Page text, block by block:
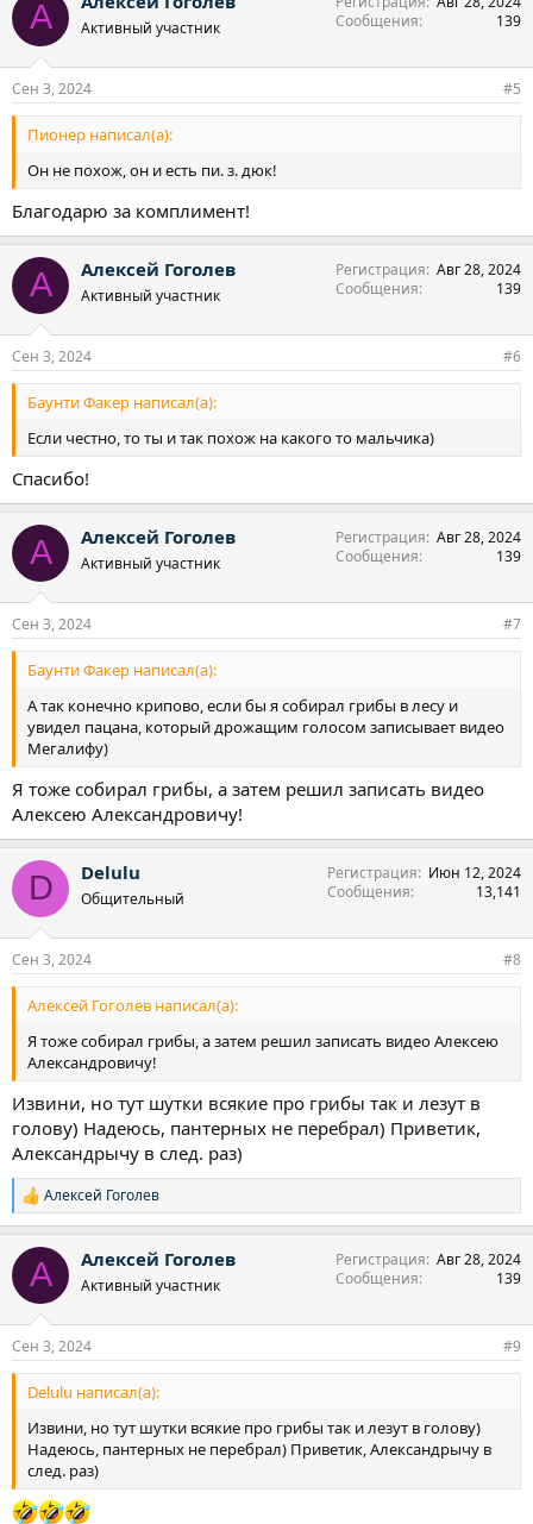
А Активный участник
Сообщения
139
Сен 3, 2024 #5
Пионер написал(а):
Он не похож, он и есть пи. з. дюк!
Благодарю за комплимент!
А Алексей Гоголев
Активный участник
Регистрация Авг 28, 2024
Сообщения
139
Сен 3, 2024 #6
Баунти Факер написал(а):
Если честно, то ты и так похож на какого то мальчика)
Спасибо!
А Алексей Гоголев
Активный участник
Регистрация Авг 28, 2024
Сообщения
139
Сен 3, 2024 #7
Баунти Факер написал(а):
А так конечно крипово, если бы я собирал грибы в лесу и
увидел пацана, который дрожащим голосом записывает видео
Мегалифу)
Я тоже собирал грибы, а затем решил записать видео
Алексею Александровичу!
D Delulu
Общительный
Регистрация
Июн 12, 2024
Сообщения
13,141
Сен 3, 2024 #8
Алексей Гоголев написал(а):
Я тоже собирал грибы, а затем решил записать видео Алексею
Александровичу!
Извини, но тут шутки всякие про грибы так и лезут в
голову) Надеюсь, пантерных не перебрал) Приветик,
Александрычу в след. раз)
Р
е
к
и
Алексей Гоголев
А Алексей Гоголев
Активный участник
Регистрация Авг 28, 2024
Сообщения
139
Сен 3, 2024 #9
Delulu написал(а):
Извини, но тут шутки всякие про грибы так и лезут в голову)
Надеюсь, пантерных не перебрал) Приветик, Александрычу в
след. раз)